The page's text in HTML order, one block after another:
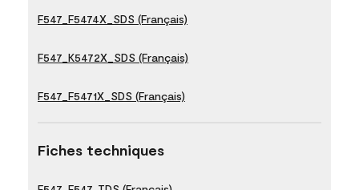
F547_F5474X_SDS (Français)
F547_K5472X_SDS (Français)
F547_F5471X_SDS (Français)
Fiches techniques